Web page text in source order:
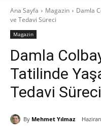
Ana Sayfa Magazin
Damla
ve Tedavi Süreci
Magazin
Damla
Tatilinde
Tedavi Süreci
By Mehmet Yılmaz